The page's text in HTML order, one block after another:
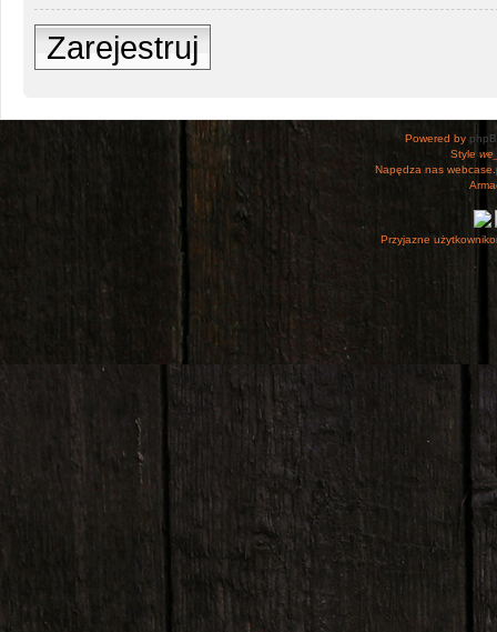
Zarejestruj
Powered by
Style
Napędza nas
Przyjazne